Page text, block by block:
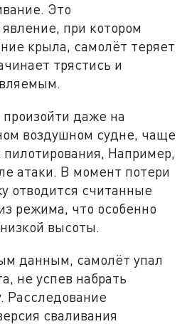
Это
при котором
крыла, самолёт теряет
трястись и
даже на
воздушном судне, чаще
пилотирования, Например,
атаки. В момент потери
отводится считанные
режима, что особенно
высоты.
данным, самолёт упал
не успев набрать
Расследование
сваливания